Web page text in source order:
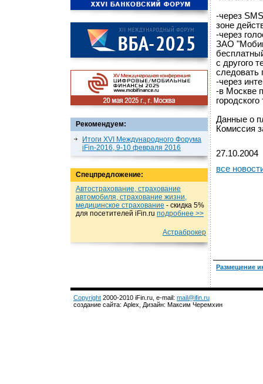
Рекомендуем:
Итоги XVI Международного Форума
iFin-2016, 9-10 февраля 2016
Спецпредложение:
Автострахование, страхование
автомобиля, страхование жизни,
медицинское страхование - cкидка 5%
для посетителей iFin.ru подробнеe >>
Астраброкер
-через
зоне
-через
ЗАО
с другого
следовать
-через
-в Москве
Данные о
Комиссия
27.10.2004
все
Размещение
Copyright 2000-2010 iFin.ru, e-mail: mail@ifin.ru
создание сайта: Aplex, Дизайн: Максим Черемхин